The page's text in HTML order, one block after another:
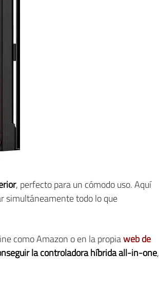
, perfecto para un cómodo uso. Aquí
simultáneamente todo lo que
como Amazon o en la propiaweb de
la controladora híbrida all-in-one,